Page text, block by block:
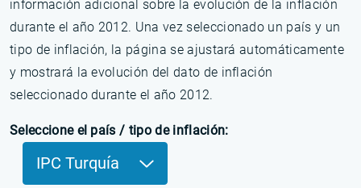
información adicional sobre la evolución de la inflación
durante el año 2012. Una vez seleccionado un país y un
tipo de inflación, la página se ajustará automáticamente
y mostrará la evolución del dato de inflación
seleccionado durante el año 2012.
Seleccione el país / tipo de inflación:
IPC Turquía